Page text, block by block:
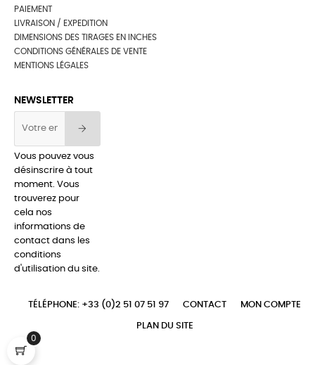
PAIEMENT
LIVRAISON / EXPEDITION
DIMENSIONS DES TIRAGES EN INCHES
CONDITIONS GÉNÉRALES DE VENTE
MENTIONS LÉGALES
NEWSLETTER
Vous pouvez vous
désinscrire à tout
moment. Vous
trouverez pour
cela nos
informations de
contact dans les
conditions
d'utilisation du site.
TÉLÉPHONE: +33 (0)2 51 07 51 97 CONTACT MON COMPTE
PLAN DU SITE
0